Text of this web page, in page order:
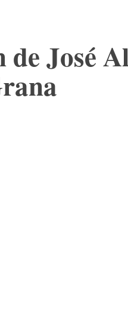
José